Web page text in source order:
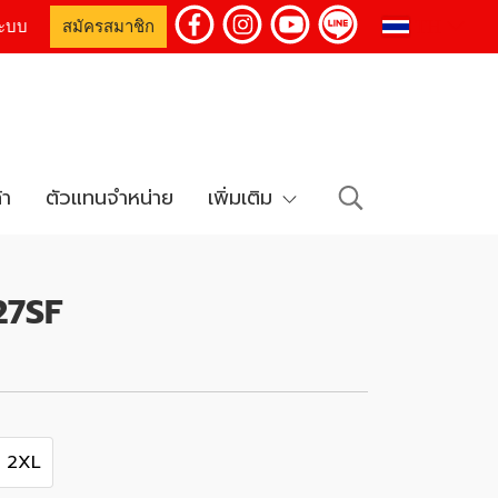
บบ สมัครสมาชิก
ตัวแทนจำหน่าย
เพิ่มเติม
2XL